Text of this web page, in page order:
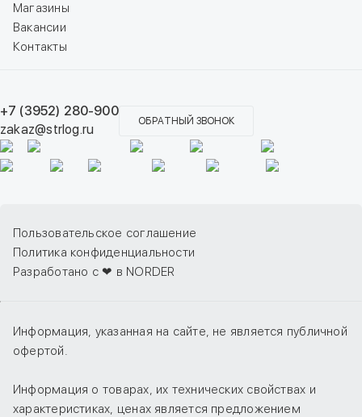
Магазины
Вакансии
Контакты
+7 (3952) 280-900
zakaz@strlog.ru
ОБРАТНЫЙ ЗВОНОК
Пользовательское соглашение
Политика конфиденциальности
Разработано с ❤ в NORDER
Информация, указанная на сайте, не является публичной
офертой.
Информация о товарах, их технических свойствах и
характеристиках, ценах является предложением